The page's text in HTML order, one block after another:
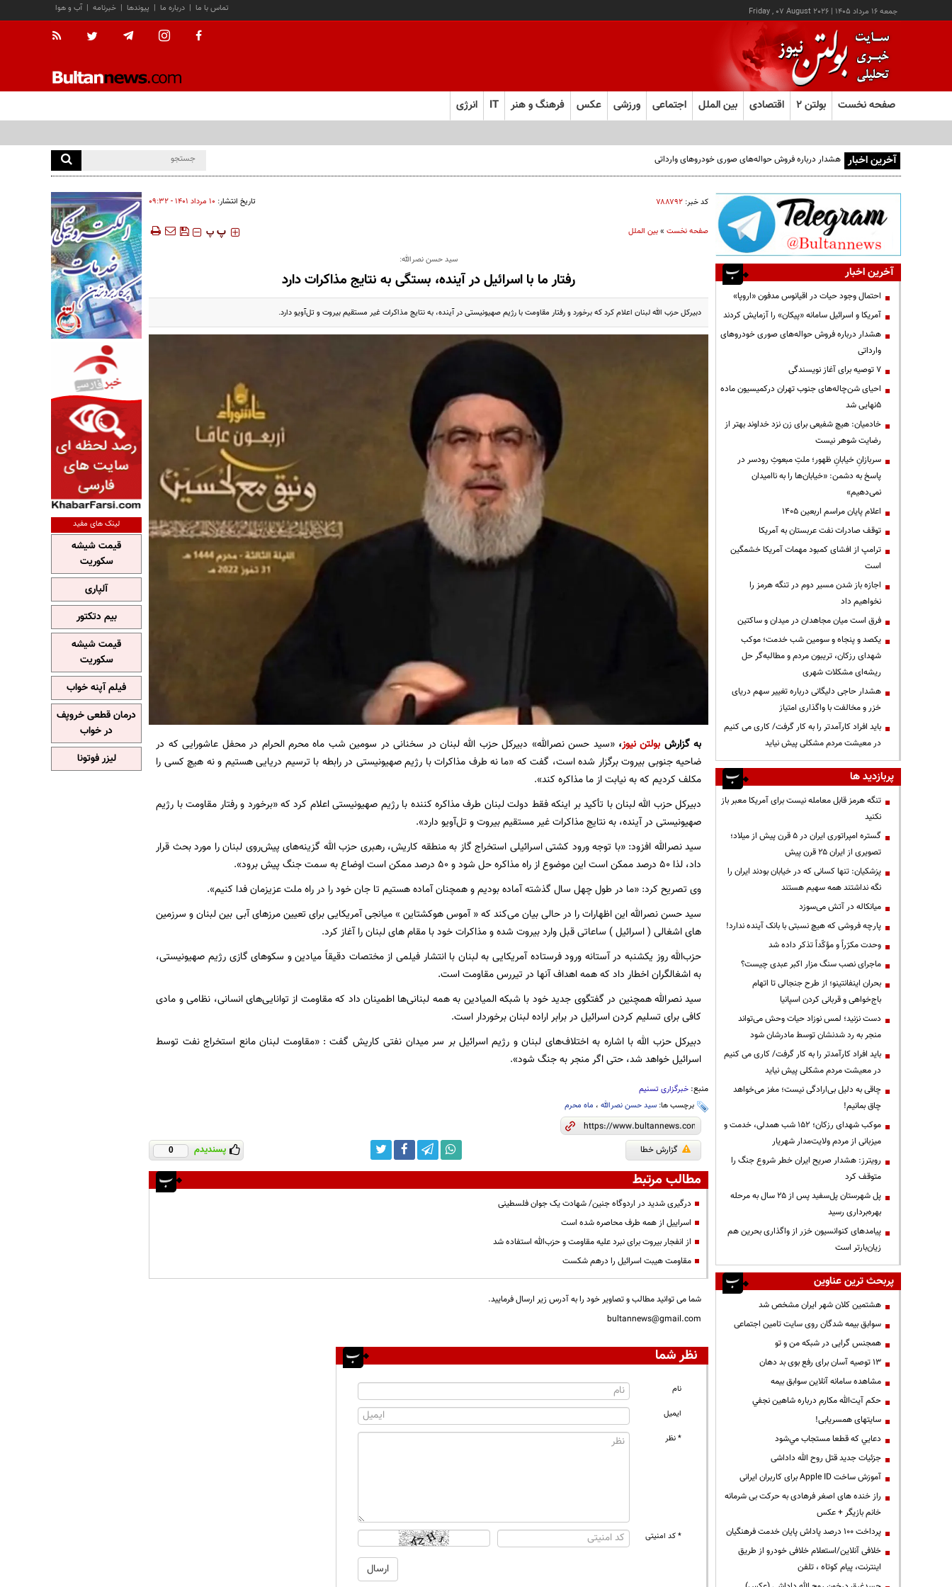
جمعه ۱۶ مرداد ۱۴۰۵ |
Friday , 07 August 2026 آب و هوا | خبرنامه | پیوندها | درباره ما | تماس با ما
صفحه نخست بولتن ۲ اقتصادی بین الملل اجتماعی ورزشی عکس فرهنگ و هنر IT انرژی
آخرین اخبار هشدار درباره فروش حواله‌های صوری خودروهای وارداتی
کد خبر: ۷۸۸۷۹۲ تاریخ انتشار: ۱۰ مرداد ۱۴۰۱ - ۰۹:۳۲
صفحه نخست»بین الملل ‍‍‍ پ پ
سید حسن نصرالله:
رفتار ما با اسرائیل در آینده، بستگی به نتایج مذاکرات دارد
دبیرکل حزب الله لبنان اعلام کرد که برخورد و رفتار مقاومت با رژیم صهیونیستی در آینده، به نتایج مذاکرات غیر مستقیم بیروت و تل‌آویو دارد.
به گزارش بولتن نیوز، «سید حسن نصرالله» دبیرکل حزب الله لبنان در سخنانی در سومین شب ماه محرم الحرام در محفل عاشورایی که در
ضاحیه جنوبی بیروت برگزار شده است، گفت که «ما نه طرف مذاکرات با رژیم صهیونیستی در رابطه با ترسیم دریایی هستیم و نه هیچ کسی را
مکلف کردیم که به نیابت از ما مذاکره کند».
دبیرکل حزب الله لبنان با تأکید بر اینکه فقط دولت لبنان طرف مذاکره کننده با رژیم صهیونیستی اعلام کرد که «برخورد و رفتار مقاومت با رژیم
صهیونیستی در آینده، به نتایج مذاکرات غیر مستقیم بیروت و تل‌آویو دارد».
سید نصرالله افزود: «با توجه ورود کشتی اسرائیلی استخراج گاز به منطقه کاریش، رهبری حزب الله گزینه‌های پیش‌روی لبنان را مورد بحث قرار
داد، لذا 50 درصد ممکن است این موضوع از راه مذاکره حل شود و 50 درصد ممکن است اوضاع به سمت جنگ پیش برود».
وی تصریح کرد: «ما در طول چهل سال گذشته آماده بودیم و همچنان آماده هستیم تا جان خود را در راه ملت عزیزمان فدا کنیم».
سید حسن نصرالله این اظهارات را در حالی بیان می‌کند که « آموس هوکشتاین » میانجی آمریکایی برای تعیین مرزهای آبی بین لبنان و سرزمین
های اشغالی ( اسرائیل ) ساعاتی قبل وارد بیروت شده و مذاکرات خود با مقام های لبنان را آغاز کرد.
حزب‌الله روز یکشنبه در آستانه ورود فرستاده آمریکایی به لبنان با انتشار فیلمی از مختصات دقیقاً میادین و سکوهای گازی رژیم صهیونیستی،
به اشغالگران اخطار داد که همه اهداف آنها در تیررس مقاومت است.
سید نصرالله همچنین در گفتگوی جدید خود با شبکه المیادین به همه لبنانی‌ها اطمینان داد که مقاومت از توانایی‌های انسانی، نظامی و مادی
کافی برای تسلیم کردن اسرائیل در برابر اراده لبنان برخوردار است.
دبیرکل حزب الله با اشاره به اختلاف‌های لبنان و رژیم اسرائیل بر سر میدان نفتی کاریش گفت :‌ «مقاومت لبنان مانع استخراج نفت توسط
اسرائیل خواهد شد، حتی اگر منجر به جنگ شود».
منبع: خبرگزاری تسنیم
برچسب ها: سید حسن نصرالله، ماه محرم
گزارش خطا پسندیدم 0
مطالب مرتبط
درگیری شدید در اردوگاه جنین/ شهادت یک جوان فلسطینی
اسراییل از همه طرف محاصره شده است
از انفجار بیروت برای نبرد علیه مقاومت و حزب‌الله استفاده شد
مقاومت هیبت اسرائیل را درهم شکست
شما می توانید مطالب و تصاویر خود را به آدرس زیر ارسال فرمایید.
bultannews@gmail.com
نظر شما
نام
ایمیل
* نظر
* کد امنیتی
آخرین اخبار
احتمال وجود حیات در اقیانوس مدفون «اروپا»
آمریکا و اسرائیل سامانه «پیکان» را آزمایش کردند
هشدار درباره فروش حواله‌های صوری خودروهای
وارداتی
۷ توصیه برای آغاز نویسندگی
احیای شن‌چاله‌های جنوب تهران درکمیسیون ماده
۵نهایی شد
خادمیان: هیچ شفیعی برای زن نزد خداوند بهتر از
رضایت شوهر نیست
سربازانِ خیابانِ ظهور؛ ملتِ مبعوثِ رودسر در
پاسخ به دشمن: «خیابان‌ها را به ناامیدان
نمی‌دهیم»
اعلام پایان مراسم اربعین ۱۴۰۵
توقف صادرات نفت عربستان به آمریکا
ترامپ از افشای کمبود مهمات آمریکا خشمگین
است
اجازه باز شدن مسیر دوم در تنگه هرمز را
نخواهیم داد
فرق است میان مجاهدان در میدان و ساکتین
یکصد و پنجاه و سومین شب خدمت؛ موکب
شهدای رزکان، تریبون مردم و مطالبه‌گر حل
ریشه‌ای مشکلات شهری
هشدار حاجی دلیگانی درباره تغییر سهم دریای
خزر و مخالفت با واگذاری امتیاز
باید افراد کارآمدتر را به کار گرفت/ کاری می کنیم
در معیشت مردم مشکلی پیش نیاید
پربازدید ها
تنگه هرمز قابل معامله نیست برای آمریکا معبر باز
نکنید
گستره امپراتوری ایران در ۵ قرن پیش از میلاد؛
تصویری از ایران ۲۵ قرن پیش
پزشکیان: تنها کسانی که در خیابان بودند ایران را
نگه نداشتند همه سهیم هستند
میانکاله در آتش می‌سوزد
پارچه فروشی که هیچ نسبتی با بانک آینده ندارد!
وحدت مکرّراً و مؤکّداً تذکر داده شد
ماجرای نصب سنگ مزار اکبر عبدی چیست؟
بحران اینفانتینو؛ از طرح جنجالی تا اتهام
باج‌خواهی و قربانی کردن اسپانیا
دست نزنید؛ لمس نوزاد حیات وحش می‌تواند
منجر به رد شدنشان توسط مادرشان شود
باید افراد کارآمدتر را به کار گرفت/ کاری می کنیم
در معیشت مردم مشکلی پیش نیاید
چاقی به دلیل بی‌ارادگی نیست؛ مغز می‌خواهد
چاق بمانیم!
موکب شهدای رزکان؛ ۱۵۲ شب همدلی، خدمت و
میزبانی از مردم ولایت‌مدار شهریار
رویترز: هشدار صریح ایران خطر شروع جنگ را
متوقف کرد
پل شهرستان پل‌سفید پس از ۲۵ سال به مرحله
بهره‌برداری رسید
پیامدهای کنوانسیون خزر از واگذاری بحرین هم
زیان‌بارتر است
پربحث ترین عناوین
هشتمین کلان شهر ایران مشخص شد
سوابق بیمه شدگان روی سایت تامین اجتماعی
همجنس گرایی در شبکه من و تو
13 توصیه آسان برای رفع بوی بد دهان
مشاهده سامانه آنلاين سوابق بیمه
حكم آيت‌الله مكارم درباره شاهين نجفي
سایتهای همسریابی!
دعايي كه قطعا مستجاب مي‌شود
جزئیات جدید قتل روح الله داداشی
آموزش ساخت Apple ID برای کاربران ایرانی
راز خنده های اصغر فرهادی به حرکت بی شرمانه
خانم بازیگر + عکس
پرداخت ۱۰۰ درصد پاداش پایان خدمت فرهنگیان
خلافی آنلاین/استعلام خلافی خودرو از طریق
اینترنت، پیام کوتاه ، تلفن
لینک های مفید
قیمت شیشه
سکوریت
آلپاری
بیم دتکتور
قیمت شیشه
سکوریت
فیلم آپنه خواب
درمان قطعی خروپف
در خواب
لیزر فوتونا